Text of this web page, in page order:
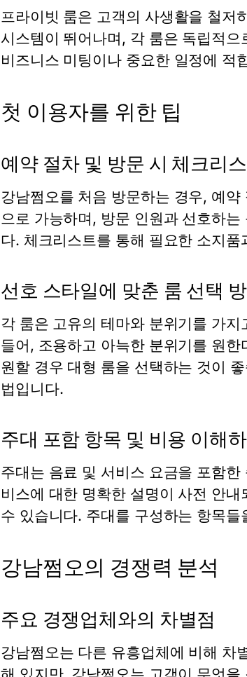
프라이빗 룸은 고객의 사생활을 철저
시스템이 뛰어나며, 각 룸은 독립적
비즈니스 미팅이나 중요한 일정에 적
첫 이용자를 위한 팁
예약 절차 및 방문 시 체크리
강남쩜오를 처음 방문하는 경우, 예
으로 가능하며, 방문 인원과 선호하
다. 체크리스트를 통해 필요한 소지
선호 스타일에 맞춘 룸 선택
각 룸은 고유의 테마와 분위기를 가
들어, 조용하고 아늑한 분위기를 원
원할 경우 대형 룸을 선택하는 것이
법입니다.
주대 포함 항목 및 비용 이해
주대는 음료 및 서비스 요금을 포함
비스에 대한 명확한 설명이 사전 안
수 있습니다. 주대를 구성하는 항목
강남쩜오의 경쟁력 분석
주요 경쟁업체와의 차별점
강남쩜오는 다른 유흥업체에 비해 차